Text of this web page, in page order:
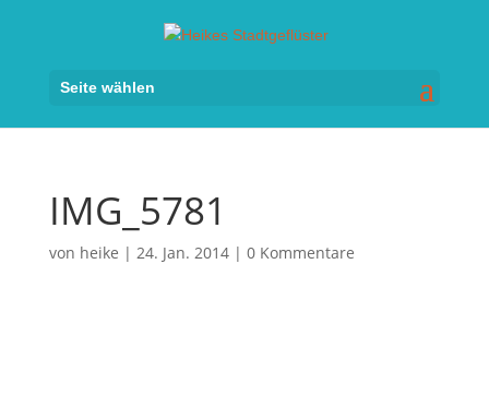
Seite wählen
IMG_5781
von heike | 24. Jan. 2014| 0 Kommentare